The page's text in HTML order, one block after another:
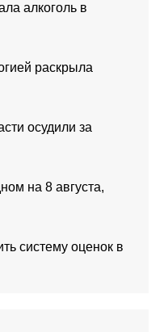
алкоголь в
раскрыла
осудили за
на 8 августа,
систему оценок в